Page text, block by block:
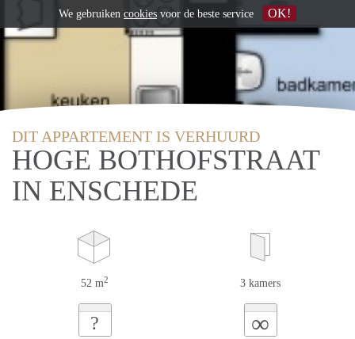
DIT APPARTEMENT IS VERHUURD
HOGE BOTHOFSTRAAT
IN ENSCHEDE
52 m2 3 kamers
? ∞
We gebruiken cookies voor de beste service OK!